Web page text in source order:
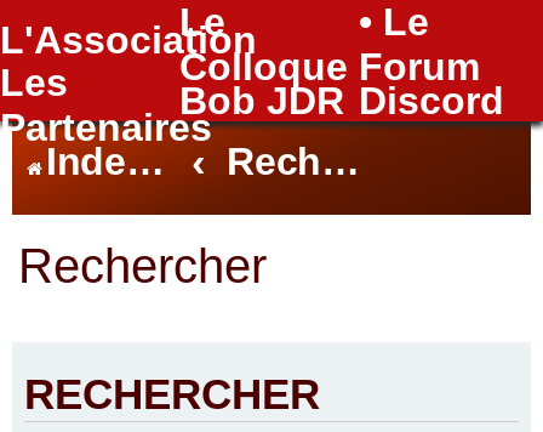
L'Association
Le
Colloque
• Le
Forum
Les
Partenaires
Bob JDR Discord
FAQ
Index du forum Rechercher
Rechercher
RECHERCHER